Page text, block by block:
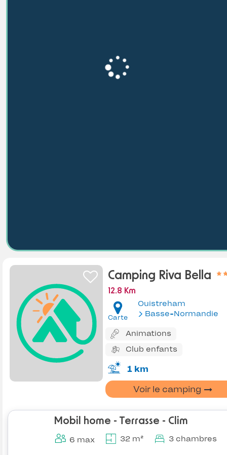
Camping Riva Bella
12.8 Km
Carte
Ouistreham
Basse-Normandie
Animations
Club enfants
1 km
Voir le camping
Mobil home - Terrasse - Clim
6 max 32 m² 3 chambres